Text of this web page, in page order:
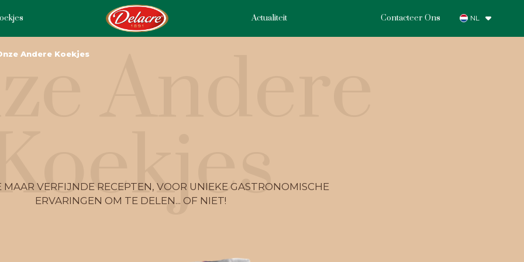
Actualiteit Contacteer Ons NL
Andere KoekjesAndere
MAAR VERFIJNDE RECEPTEN, VOOR UNIEKE GASTRONOMISCHE
ERVARINGEN OM TE DELEN... OF NIET!